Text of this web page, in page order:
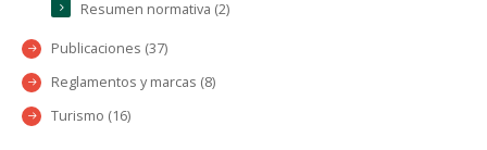
Resumen normativa (2)
Publicaciones (37)
Reglamentos y marcas (8)
Turismo (16)